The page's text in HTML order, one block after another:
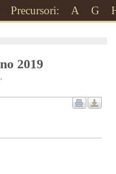
Precursori: A G
2019